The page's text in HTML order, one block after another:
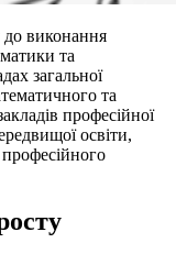
до виконання
та
загальної
та
професійної
освіти,